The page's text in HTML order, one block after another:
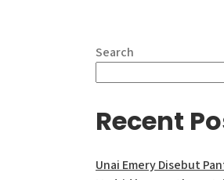
Search
Recent
Unai Emery Disebut